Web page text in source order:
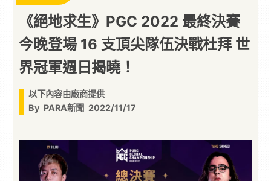
《絕地求生》PGC 2022 最終決賽
今晚登場 16 支頂尖隊伍決戰杜拜 世
界冠軍週日揭曉！
以下內容由廠商提供
By PARA新聞 2022/11/17